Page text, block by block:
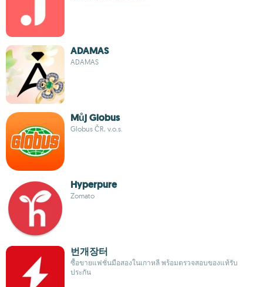
ADAMAS
ADAMAS
Můj Globus
Globus ČR, v.o.s.
Hyperpure
Zomato
번개장터
ซื้อขายแฟชั่นมือสองในเกาหลี พร้อมตรวจสอบของแท้รับ
ประกัน